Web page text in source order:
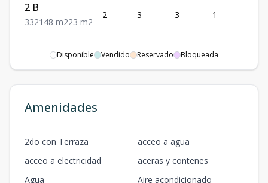
2 B
332148 m223 m2
2 3 3 1
Disponible Vendido Reservado Bloqueada
Amenidades
2do con Terraza
acceo a agua
acceo a electricidad
aceras y contenes
Agua
Aire acondicionado